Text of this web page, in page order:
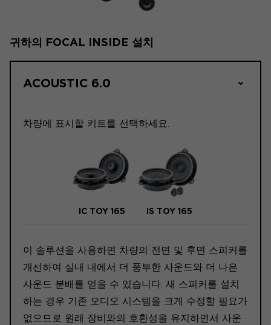
귀하의 FOCAL INSIDE 설치
ACOUSTIC 6.0
차량에 표시할 키트를 선택하세요.
IC TOY 165 IS TOY 165
이 솔루션을 사용하면 차량의 전면 및 후면 스피커를
개선하여 실내 내에서 더 풍부한 사운드와 더 나은
사운드 분배를 얻을 수 있습니다. 새 스피커를 설치
하는 경우 기존 오디오 시스템을 크게 수정할 필요가
없으므로 원래 장비와의 호환성을 유지하면서 사운